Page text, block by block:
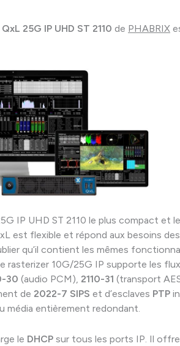
QxL 25G IP UHD ST 2110 de PHABRIX
IP UHD ST 2110 le plus compact et
est flexible et répond aux besoins
qu’il contient les mêmes
rasterizer 10G/25G IP supporte les
30 (audio PCM), 2110-31 (transport
de 2022-7 SIPS et d’esclaves PTP
média entièrement redondant.
le DHCP sur tous les ports IP. Il